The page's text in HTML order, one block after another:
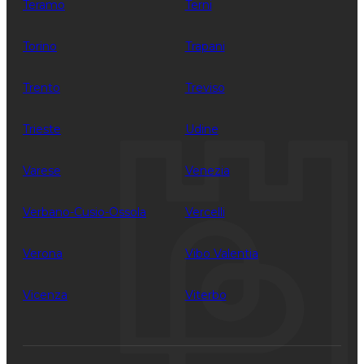
Teramo Terni
Torino Trapani
Trento Treviso
Trieste Udine
Varese Venezia
Verbano-Cusio-Ossola Vercelli
Verona Vibo Valentia
Vicenza Viterbo